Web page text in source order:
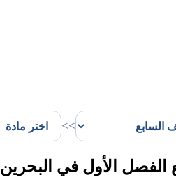
>>
الأول في البحرين